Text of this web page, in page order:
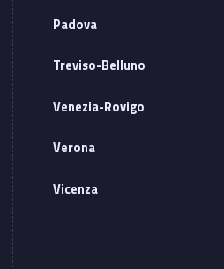
Padova
Treviso-Belluno
Venezia-Rovigo
Verona
Vicenza